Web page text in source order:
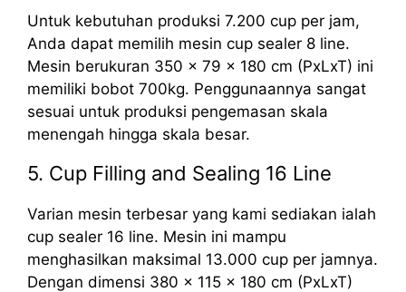
Untuk kebutuhan produksi 7.200 cup per jam,
Anda dapat memilih mesin cup sealer 8 line.
Mesin berukuran 350 x 79 x 180 cm (PxLxT) ini
memiliki bobot 700kg. Penggunaannya sangat
sesuai untuk produksi pengemasan skala
menengah hingga skala besar.
5. Cup Filling and Sealing 16 Line
Varian mesin terbesar yang kami sediakan ialah
cup sealer 16 line. Mesin ini mampu
menghasilkan maksimal 13.000 cup per jamnya.
Dengan dimensi 380 x 115 x 180 cm (PxLxT)